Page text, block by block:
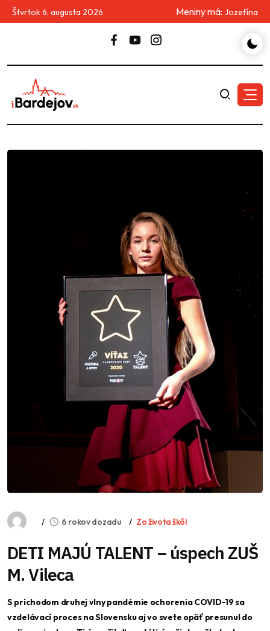
Štvrtok 6. augusta 2026 Meniny má: Jozefína
6 rokov dozadu Zo života škôl
DETI MAJÚ TALENT – úspech ZUŠ
M. Vileca
S príchodom druhej vlny pandémie ochorenia COVID-19 sa
vzdelávací proces na Slovensku aj vo svete opäť presunul do